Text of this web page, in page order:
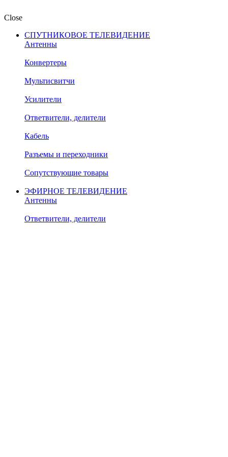
Close
СПУТНИКОВОЕ ТЕЛЕВИДЕНИЕ
Антенны
Конвертеры
Мультисвитчи
Усилители
Ответвители, делители
Кабель
Разъемы и переходники
Сопутствующие товары
ЭФИРНОЕ ТЕЛЕВИДЕНИЕ
Антенны
Ответвители, делители